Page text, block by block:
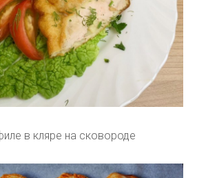
в кляре на сковороде